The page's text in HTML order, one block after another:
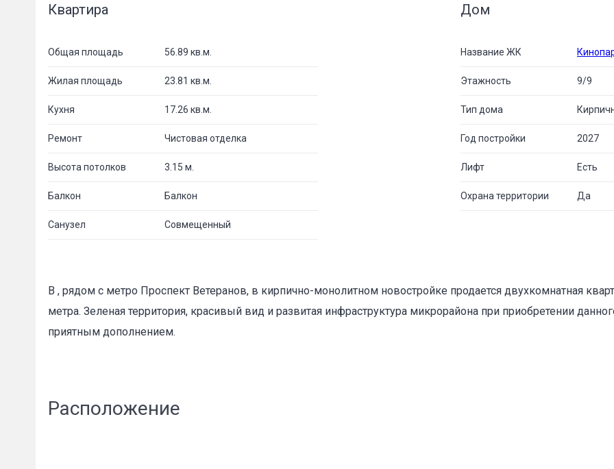
Квартира
Общая площадь 56.89 кв.м.
Жилая площадь 23.81 кв.м.
Кухня 17.26 кв.м.
Ремонт Чистовая отделка
Высота потолков 3.15 м.
Балкон Балкон
Санузел Совмещенный
Дом
Название ЖК
Этажность 9/9
Тип дома
Год постройки 2027
Лифт Есть
Охрана территории Да
В , рядом с метро Проспект Ветеранов, в кирпично-монолитном новостройке продается двухкомнатная
метра. Зеленая территория, красивый вид и развитая инфраструктура микрорайона при приобретении
приятным дополнением.
Расположение